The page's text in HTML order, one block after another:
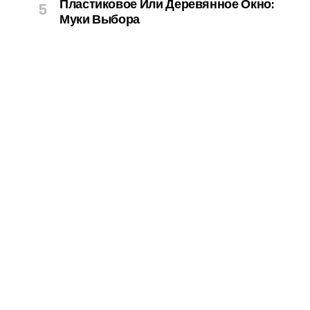
Пластиковое Или Деревянное Окно:
Муки Выбора